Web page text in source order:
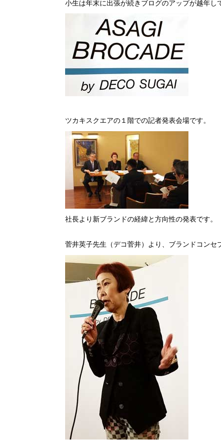
小生は年末に出張が続きブログのアップが越年し
ツカキスクエアの１階での記者発表会場です。
社長より新ブランドの経緯と方向性の発表です。
菅井英子先生（デコ菅井）より、ブランドコンセ